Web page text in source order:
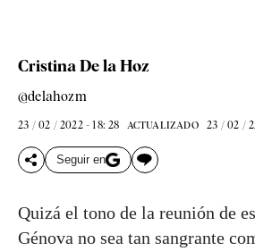
Cristina De la Hoz
@delahozm
23 / 02 / 2022 - 18: 28 ACTUALIZADO 23 / 02 /
Seguir en
Quizá el tono de la reunión de
Génova no sea tan sangrante